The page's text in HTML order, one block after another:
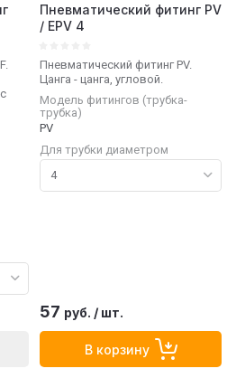
Пневматический фитинг PV
/ EPV 4
Пневматический фитинг PV.
Цанга - цанга, угловой.
Модель фитингов (трубка-
трубка)
PV
Для трубки диаметром
57 руб. / шт.
В корзину